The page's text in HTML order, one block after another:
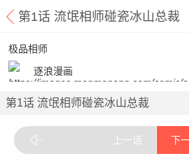
第1话 流氓相师碰瓷冰山总裁
极品相师
逐浪漫画
第1话 流氓相师碰瓷冰山总裁
上一话 下